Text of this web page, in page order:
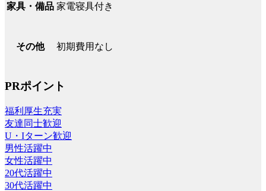
家具・備品 家電寝具付き
その他 初期費用なし
PRポイント
福利厚生充実
友達同士歓迎
U・Iターン歓迎
男性活躍中
女性活躍中
20代活躍中
30代活躍中